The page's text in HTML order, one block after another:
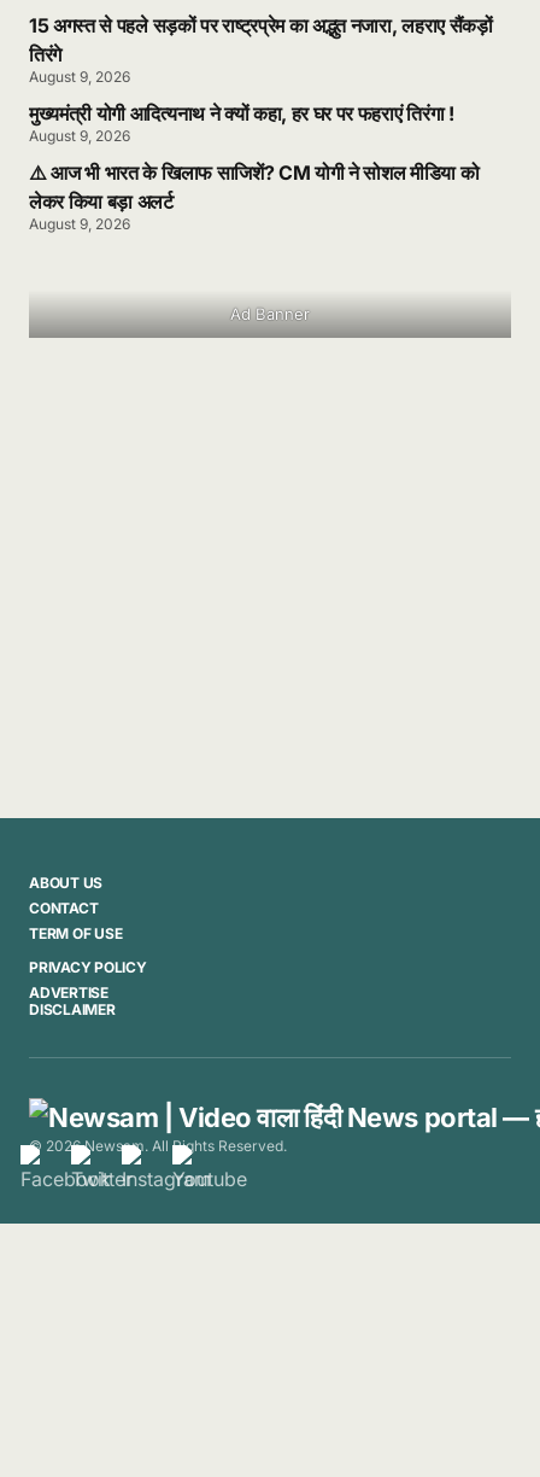
15 अगस्त से पहले सड़कों पर राष्ट्रप्रेम का अद्भुत नजारा, लहराए सैंकड़ों
तिरंगे
August 9, 2026
मुख्यमंत्री योगी आदित्यनाथ ने क्यों कहा, हर घर पर फहराएं तिरंगा !
August 9, 2026
⚠️ आज भी भारत के खिलाफ साजिशें? CM योगी ने सोशल मीडिया को
लेकर किया बड़ा अलर्ट
August 9, 2026
Ad Banner
ABOUT US
CONTACT
TERM OF USE
PRIVACY POLICY
ADVERTISE
DISCLAIMER
© 2026 Newsam. All Rights Reserved.